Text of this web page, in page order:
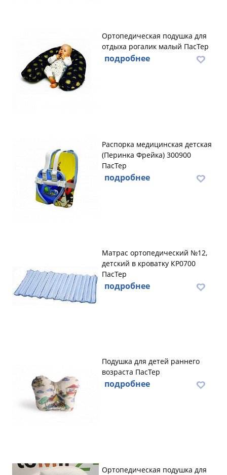
Ортопедическая подушка для
отдыха рогалик малый ПасТер
подробнее
Распорка медицинская детская
(Перинка Фрейка) 300900
ПасТер
подробнее
Матрас ортопедический №12,
детский в кроватку КР0700
ПасТер
подробнее
Подушка для детей раннего
возраста ПасТер
подробнее
Ортопедическая подушка для